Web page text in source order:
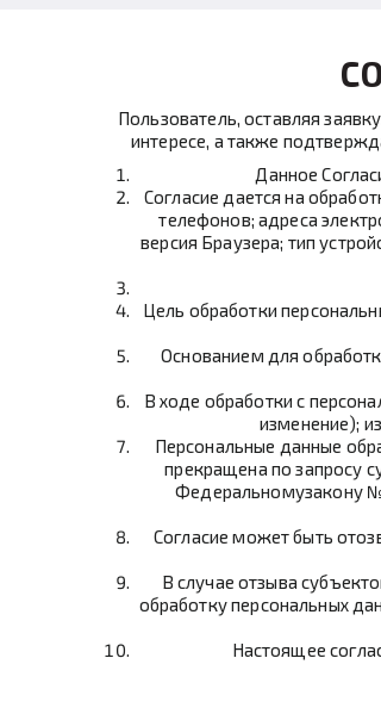
Пользователь, оставляя
интересе, а также
Данное
Согласие дается на
телефонов; адреса
версия Браузера; тип
Цель обработки
Основанием для
В ходе обработки с
изменение);
Персональные данные
прекращена по запросу
Федеральномузакону
Согласие может быть
В случае отзыва
обработку персональных
Настоящее